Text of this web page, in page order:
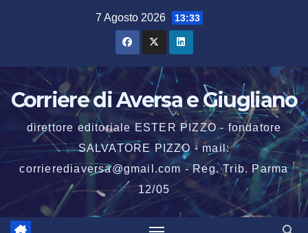
7 Agosto 2026 13:33
Corriere di Aversa e Giugliano
direttore editoriale ESTER PIZZO - fondatore
SALVATORE PIZZO - mail:
corrierediaversa@gmail.com - Reg. Trib. Parma
12/05